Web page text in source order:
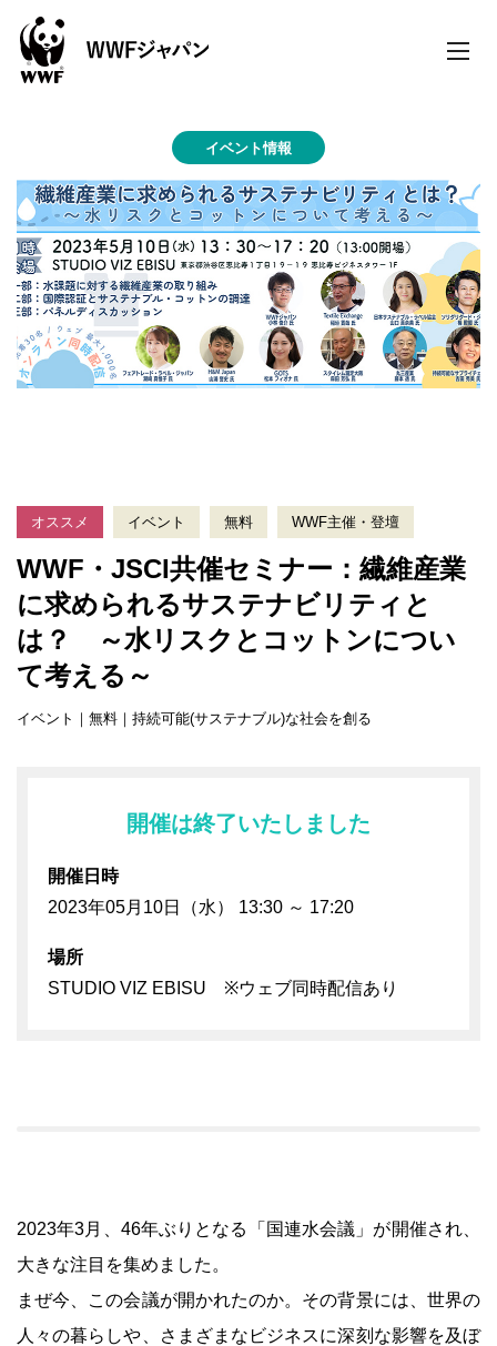
toggle
イベント情報
オススメ イベント 無料 WWF主催・登壇
WWF・JSCI共催セミナー：繊維産業
に求められるサステナビリティと
は？ ～水リスクとコットンについ
て考える～
イベント｜無料｜持続可能(サステナブル)な社会を創る
開催は終了いたしました
開催日時
2023年05月10日（水） 13:30 ～ 17:20
場所
STUDIO VIZ EBISU ※ウェブ同時配信あり
2023年3月、46年ぶりとなる「国連水会議」が開催され、
大きな注目を集めました。
まぜ今、この会議が開かれたのか。その背景には、世界の
人々の暮らしや、さまざまなビジネスに深刻な影響を及ぼ